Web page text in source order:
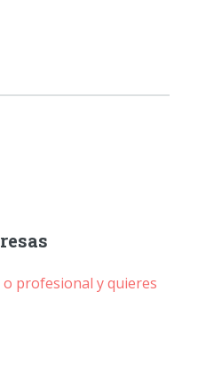
o profesional y quieres